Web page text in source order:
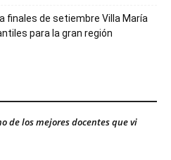
finales de setiembre Villa María
para la gran región
de los mejores docentes que vi